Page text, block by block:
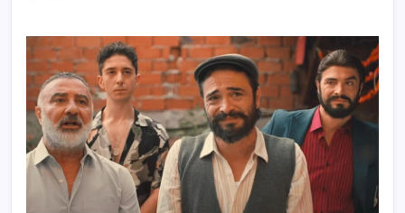
kimler,
nerede
çekildi?
için